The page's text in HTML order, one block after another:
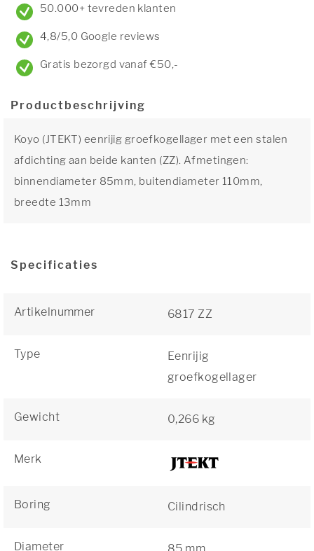
50.000+ tevreden klanten
4,8/5,0 Google reviews
Gratis bezorgd vanaf €50,-
Productbeschrijving
Koyo (JTEKT) eenrijig groefkogellager met een stalen
afdichting aan beide kanten (ZZ). Afmetingen:
binnendiameter 85mm, buitendiameter 110mm,
breedte 13mm
Specificaties
Artikelnummer 6817 ZZ
Type
Eenrijig
groefkogellager
Gewicht 0,266 kg
Merk
Boring Cilindrisch
Diameter